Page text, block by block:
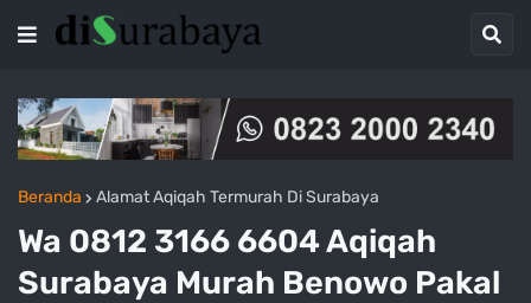
Beranda Alamat Aqiqah Termurah Di Surabaya
Wa 0812 3166 6604 Aqiqah
Surabaya Murah Benowo Pakal